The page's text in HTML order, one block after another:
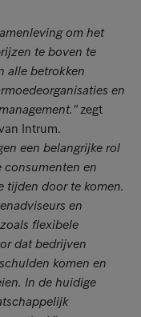
om het
te boven te
alle betrokken
en
zegt
Intrum.
een belangrijke rol
consumenten en
tijden door te komen.
en
flexibele
dat bedrijven
komen en
In de huidige